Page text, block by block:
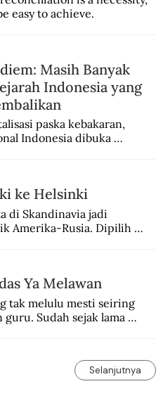
easy to achieve.
Masih Banyak
Indonesia yang
paska kebakaran,
Indonesia dibuka
2024.
ke Helsinki
di Skandinavia jadi
Amerika-Rusia. Dipilih
Ya Melawan
tak melulu mesti seiring
guru. Sudah sejak lama
Selanjutnya